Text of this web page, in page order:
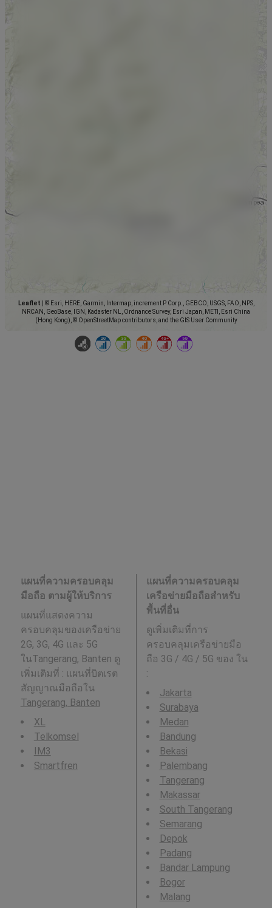
Leaflet
© Esri, HERE, Garmin, Intermap, increment P Corp., GEBCO, USGS, FAO, NPS,
NRCAN, GeoBase, IGN, Kadaster NL, Ordnance Survey, Esri Japan, METI, Esri China
(Hong Kong), © OpenStreetMap contributors, and the GIS User Community
แผนที่ความครอบคลุม
มือถือ ตามผู้ให้บริการ
แผนที่แสดงความ
ครอบคลุมของเครือข่าย
2G, 3G, 4G และ 5G
ในTangerang, Banten ดู
เพิ่มเติมที่ : แผนที่บิตเรต
สัญญาณมือถือใน
Tangerang, Banten
XL
Telkomsel
IM3
Smartfren
แผนที่ความครอบคลุม
เครือข่ายมือถือสำหรับ
พื้นที่อื่น
ดูเพิ่มเติมที่การ
ครอบคลุมเครือข่ายมือ
ถือ 3G / 4G / 5G ของ ใน
:
Jakarta
Surabaya
Medan
Bandung
Bekasi
Palembang
Tangerang
Makassar
South Tangerang
Semarang
Depok
Padang
Bandar Lampung
Bogor
Malang